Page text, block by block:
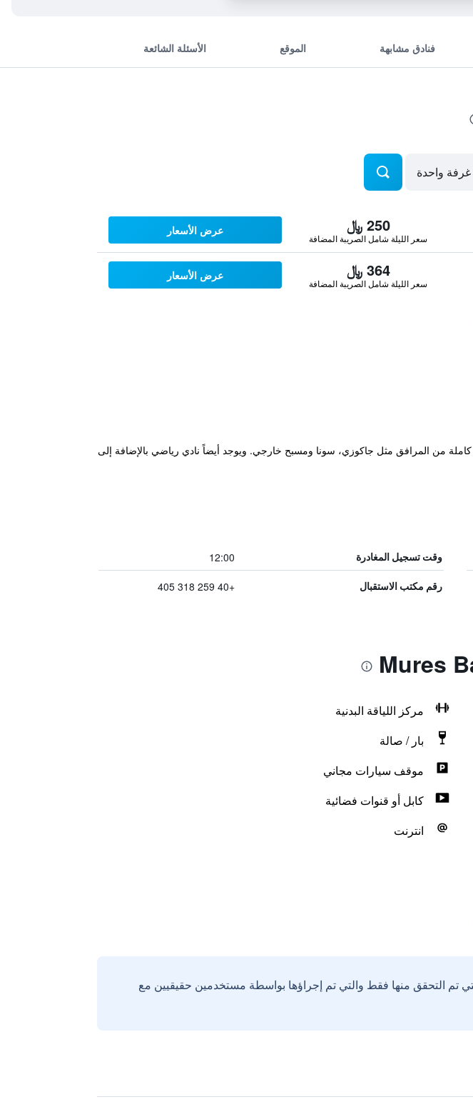
فنادق مشابهة الموقع الأسئلة الشائعة
250 ﷼
سعر الليلة شامل الصريبة المضافة
عرض الأسعار
364 ﷼
سعر الليلة شامل الصريبة المضافة
عرض الأسعار
من المرافق مثل جاكوزي، سونا ومسبح خارجي. ويوجد أيضاً نادي رياضي بالإضافة إلى
وقت تسجيل المغادرة 12:00
رقم مكتب الاستقبال +40 259 318 405
مركز اللياقة البدنية
بار / صالة
موقف سيارات مجاني
كابل أو قنوات فضائية
انترنت
تم التحقق منها فقط والتي تم إجراؤها بواسطة مستخدمين حقيقيين مع